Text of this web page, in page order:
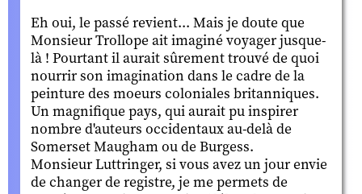
Eh oui, le passé revient... Mais je doute que
Monsieur Trollope ait imaginé voyager jusque-
là ! Pourtant il aurait sûrement trouvé de quoi
nourrir son imagination dans le cadre de la
peinture des moeurs coloniales britanniques.
Un magnifique pays, qui aurait pu inspirer
nombre d'auteurs occidentaux au-delà de
Somerset Maugham ou de Burgess.
Monsieur Luttringer, si vous avez un jour envie
de changer de registre, je me permets de